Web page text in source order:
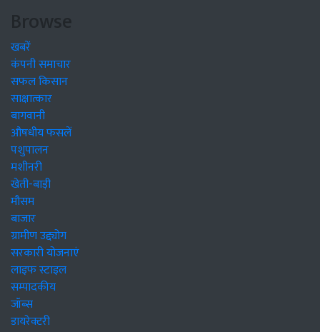
Browse
खबरें
कंपनी समाचार
सफल किसान
साक्षात्कार
बागवानी
औषधीय फसलें
पशुपालन
मशीनरी
खेती-बाड़ी
मौसम
बाजार
ग्रामीण उद्द्योग
सरकारी योजनाएं
लाइफ स्टाइल
सम्पादकीय
जॉब्स
डायरेक्टरी